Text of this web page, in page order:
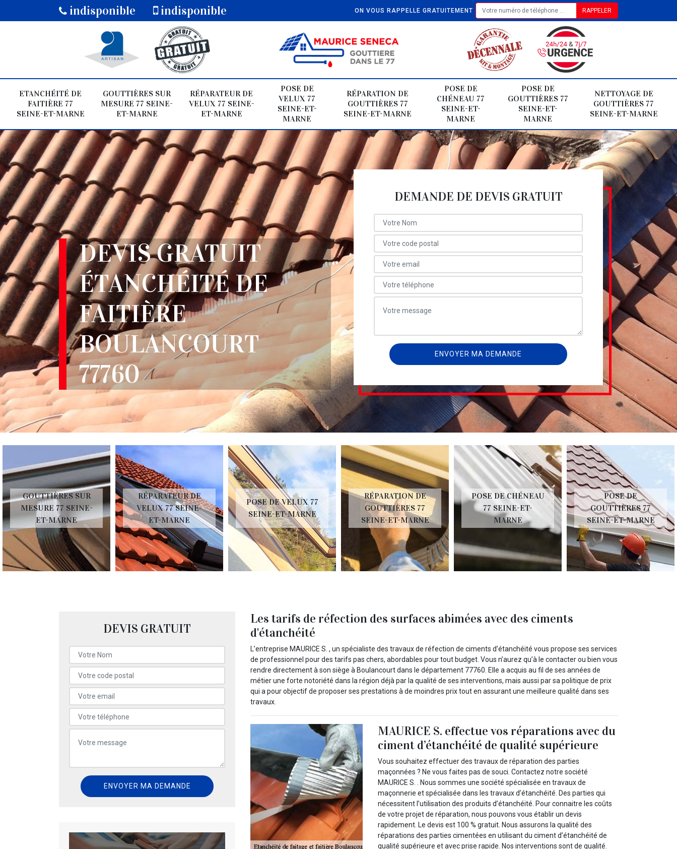
indisponible indisponible ON VOUS RAPPELLE GRATUITEMENT
ETANCHÉITÉ DE
FAITIÈRE 77
SEINE-ET-MARNE
GOUTTIÈRES SUR
MESURE 77 SEINE-
ET-MARNE
RÉPARATEUR DE
VELUX 77 SEINE-
ET-MARNE
POSE DE
VELUX 77
SEINE-ET-
MARNE
RÉPARATION DE
GOUTTIÈRES 77
SEINE-ET-MARNE
POSE DE
CHÉNEAU 77
SEINE-ET-
MARNE
POSE DE
GOUTTIÈRES 77
SEINE-ET-
MARNE
NETTOYAGE DE
GOUTTIÈRES 77
SEINE-ET-MARNE
DEVIS GRATUIT
ÉTANCHÉITÉ DE
FAITIÈRE
BOULANCOURT
77760
DEMANDE DE DEVIS GRATUIT
GOUTTIÈRES SUR
MESURE 77 SEINE-
ET-MARNE
RÉPARATEUR DE
VELUX 77 SEINE-
ET-MARNE
POSE DE VELUX 77
SEINE-ET-MARNE
RÉPARATION DE
GOUTTIÈRES 77
SEINE-ET-MARNE
POSE DE CHÉNEAU
77 SEINE-ET-
MARNE
POSE DE
GOUTTIÈRES 77
SEINE-ET-MARNE
DEVIS GRATUIT
Les tarifs de réfection des surfaces abimées avec des ciments
d'étanchéité
L’entreprise MAURICE S. , un spécialiste des travaux de réfection de ciments d’étanchéité vous propose ses services
de professionnel pour des tarifs pas chers, abordables pour tout budget. Vous n’aurez qu’à le contacter ou bien vous
rendre directement à son siège à Boulancourt dans le département 77760. Elle a acquis au fil de ses années de
métier une forte notoriété dans la région déjà par la qualité de ses interventions, mais aussi par sa politique de prix
qui a pour objectif de proposer ses prestations à de moindres prix tout en assurant une meilleure qualité dans ses
travaux.
MAURICE S. effectue vos réparations avec du
ciment d’étanchéité de qualité supérieure
Vous souhaitez effectuer des travaux de réparation des parties
maçonnées ? Ne vous faites pas de souci. Contactez notre société
MAURICE S. . Nous sommes une société spécialisée en travaux de
maçonnerie et spécialisée dans les travaux d’étanchéité. Des parties qui
nécessitent l’utilisation des produits d’étanchéité. Pour connaitre les coûts
de votre projet de réparation, nous pouvons vous établir un devis
rapidement. Le devis est 100 % gratuit. Nous assurons la qualité des
réparations des parties cimentées en utilisant du ciment d’étanchéité de
qualité supérieure et avec prise rapide. Nos interventions sont de qualité.